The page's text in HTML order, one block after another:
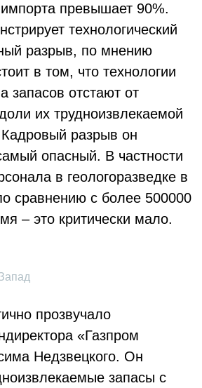
превышает 90%.
технологический
разрыв, по мнению
в том, что технологии
запасов отстают от
их трудноизвлекаемой
разрыв он
опасный. В частности
в геологоразведке в
сравнению с более 500000
– это критически мало.
прозвучало
«Газпром
Недзвецкого. Он
запасы с